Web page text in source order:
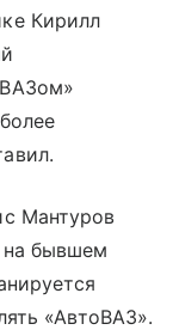
Кирилл
Мантуров
на бывшем
«АвтоВАЗ».